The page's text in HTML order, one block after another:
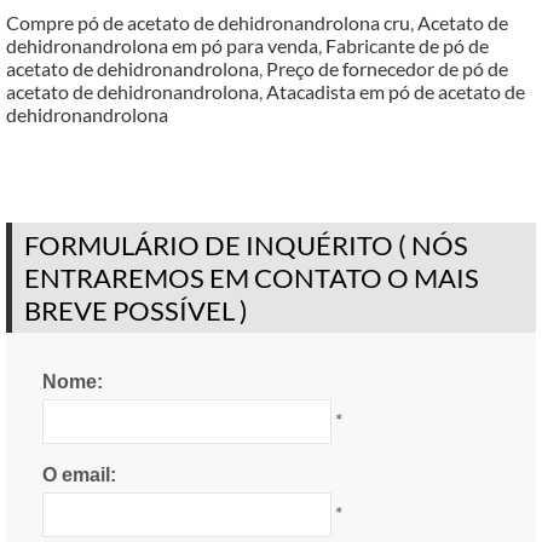
Compre pó de acetato de dehidronandrolona cru,Acetato de
dehidronandrolona em pó para venda, Fabricante de pó de
acetato de dehidronandrolona, Preço de fornecedor de pó de
acetato de dehidronandrolona,Atacadista em pó de acetato de
dehidronandrolona
FORMULÁRIO DE INQUÉRITO ( NÓS
ENTRAREMOS EM CONTATO O MAIS
BREVE POSSÍVEL )
Nome:
*
O email:
*